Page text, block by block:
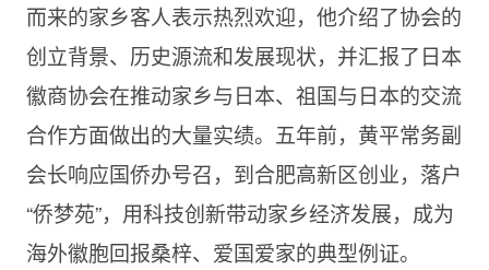
而来的家乡客人表示热烈欢迎，他介绍了协会的
创立背景、历史源流和发展现状，并汇报了日本
徽商协会在推动家乡与日本、祖国与日本的交流
合作方面做出的大量实绩。五年前，黄平常务副
会长响应国侨办号召，到合肥高新区创业，落户
“侨梦苑”，用科技创新带动家乡经济发展，成为
海外徽胞回报桑梓、爱国爱家的典型例证。